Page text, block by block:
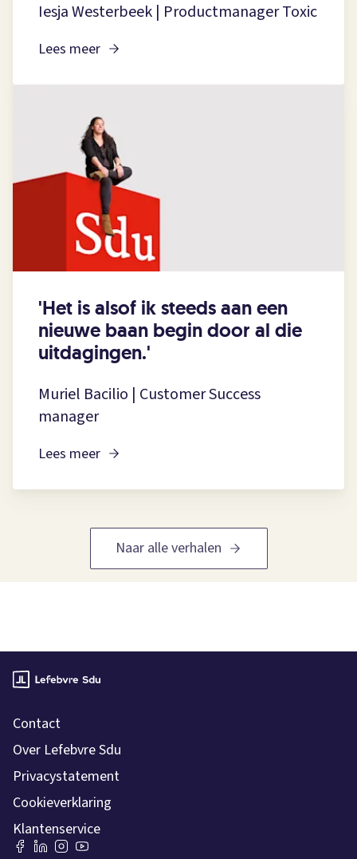
Iesja Westerbeek | Productmanager Toxic
Lees meer
'Het is alsof ik steeds aan een
nieuwe baan begin door al die
uitdagingen.'
Muriel Bacilio | Customer Success
manager
Lees meer
Naar alle verhalen
Contact
Over Lefebvre Sdu
Privacystatement
Cookieverklaring
Klantenservice